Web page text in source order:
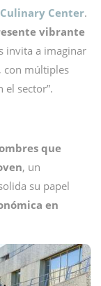
Center.
vibrante
invita a imaginar
con múltiples
el sector”.
que
, un
su papel
en